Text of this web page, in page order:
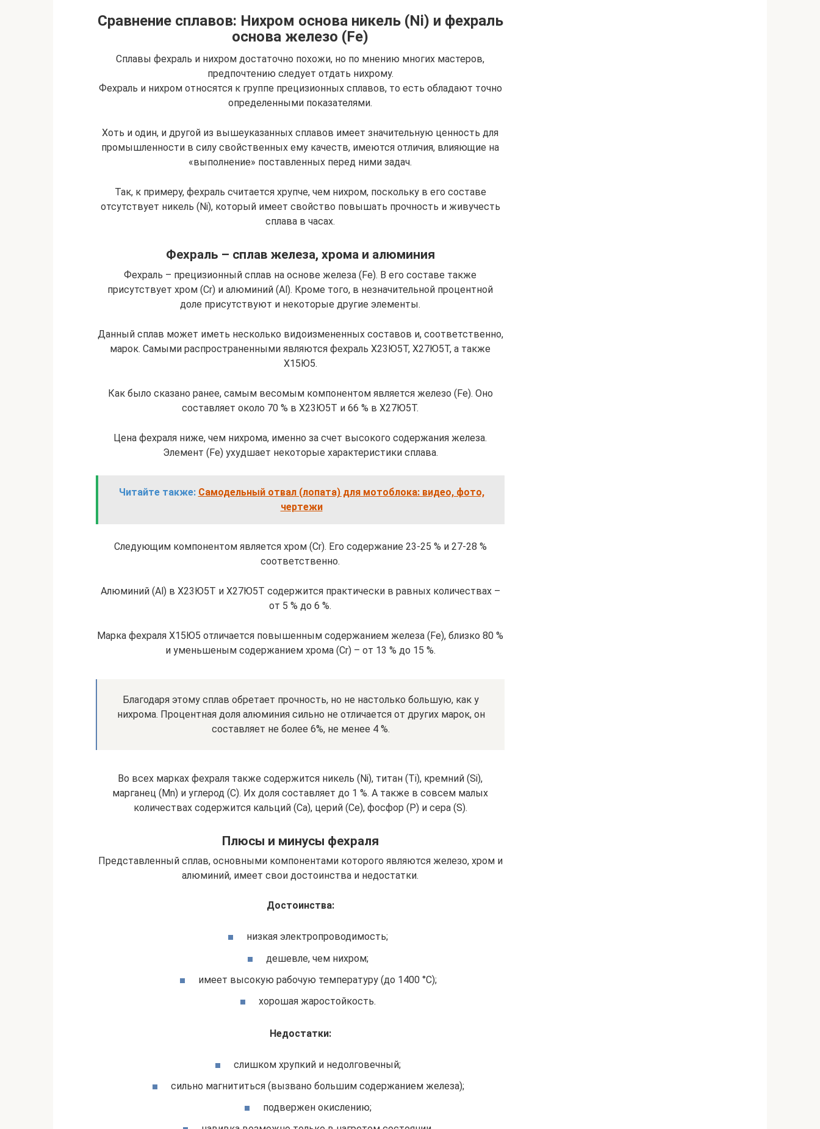
Сравнение сплавов: Нихром основа никель (Ni) и фехраль
основа железо (Fe)
Сплавы фехраль и нихром достаточно похожи, но по мнению многих мастеров,
предпочтению следует отдать нихрому.
Фехраль и нихром относятся к группе прецизионных сплавов, то есть обладают точно
определенными показателями.
Хоть и один, и другой из вышеуказанных сплавов имеет значительную ценность для
промышленности в силу свойственных ему качеств, имеются отличия, влияющие на
«выполнение» поставленных перед ними задач.
Так, к примеру, фехраль считается хрупче, чем нихром, поскольку в его составе
отсутствует никель (Ni), который имеет свойство повышать прочность и живучесть
сплава в часах.
Фехраль – сплав железа, хрома и алюминия
Фехраль – прецизионный сплав на основе железа (Fe). В его составе также
присутствует хром (Cr) и алюминий (Al). Кроме того, в незначительной процентной
доле присутствуют и некоторые другие элементы.
Данный сплав может иметь несколько видоизмененных составов и, соответственно,
марок. Самыми распространенными являются фехраль Х23Ю5Т, Х27Ю5Т, а также
Х15Ю5.
Как было сказано ранее, самым весомым компонентом является железо (Fe). Оно
составляет около 70 % в Х23Ю5Т и 66 % в Х27Ю5Т.
Цена фехраля ниже, чем нихрома, именно за счет высокого содержания железа.
Элемент (Fe) ухудшает некоторые характеристики сплава.
Читайте также: Самодельный отвал (лопата) для мотоблока: видео, фото,
чертежи
Следующим компонентом является хром (Cr). Его содержание 23-25 % и 27-28 %
соответственно.
Алюминий (Al) в Х23Ю5Т и Х27Ю5Т содержится практически в равных количествах –
от 5 % до 6 %.
Марка фехраля Х15Ю5 отличается повышенным содержанием железа (Fe), близко 80 %
и уменьшеным содержанием хрома (Cr) – от 13 % до 15 %.
Благодаря этому сплав обретает прочность, но не настолько большую, как у
нихрома. Процентная доля алюминия сильно не отличается от других марок, он
составляет не более 6%, не менее 4 %.
Во всех марках фехраля также содержится никель (Ni), титан (Ti), кремний (Si),
марганец (Mn) и углерод (C). Их доля составляет до 1 %. А также в совсем малых
количествах содержится кальций (Ca), церий (Ce), фосфор (P) и сера (S).
Плюсы и минусы фехраля
Представленный сплав, основными компонентами которого являются железо, хром и
алюминий, имеет свои достоинства и недостатки.
Достоинства:
низкая электропроводимость;
дешевле, чем нихром;
имеет высокую рабочую температуру (до 1400 °С);
хорошая жаростойкость.
Недостатки:
слишком хрупкий и недолговечный;
сильно магнититься (вызвано большим содержанием железа);
подвержен окислению;